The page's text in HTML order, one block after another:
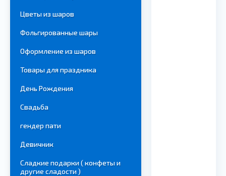
Цветы из шаров
Фольгированные шары
Оформление из шаров
Товары для праздника
День Рождения
Свадьба
гендер пати
Девичник
Сладкие подарки ( конфеты и
другие сладости )